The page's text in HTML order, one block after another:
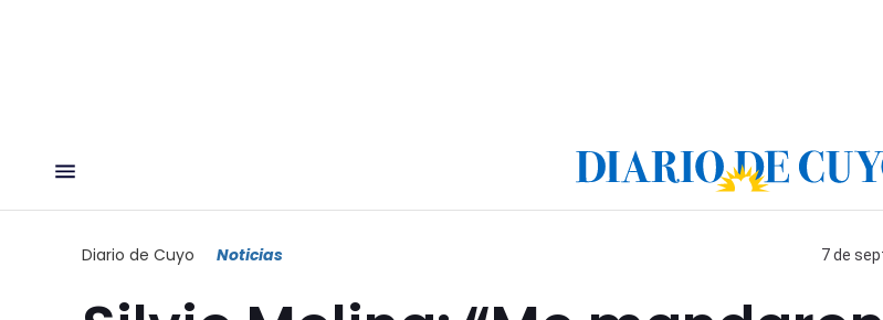
Diario de Cuyo Noticias 7 de